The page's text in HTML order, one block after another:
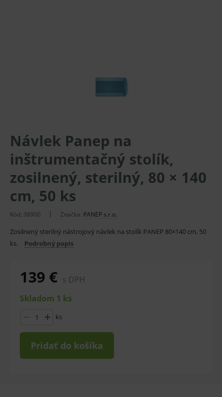
Návlek Panep na
inštrumentačný stolík,
zosilnený, sterilný, 80 × 140
cm, 50 ks
Kód: 38900 Značka: PANEP s.r.o.
Zosilnený sterilný nástrojový návlek na stolík PANEP 80×140 cm, 50
ks.
Podrobný popis
139 € s DPH
Skladom 1 ks
ks
Pridať do košíka